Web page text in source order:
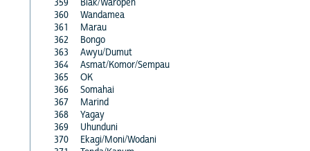
359
Biak/Waropen
360
Wandamea
361
Marau
362
Bongo
363
Awyu/Dumut
364
Asmat/Komor/Sempau
365
OK
366
Somahai
367
Marind
368
Yagay
369
Uhunduni
370
Ekagi/Moni/Wodani